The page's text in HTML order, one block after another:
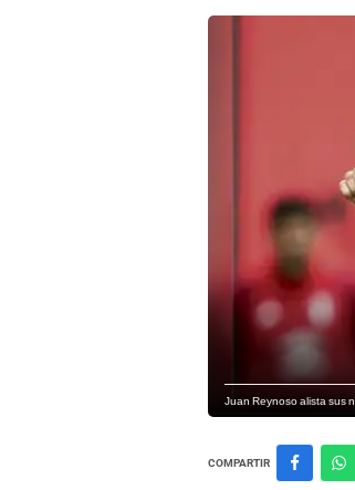
Juan Reynoso alista sus
COMPARTIR